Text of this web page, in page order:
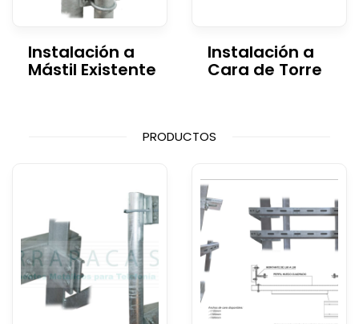
Instalación a
Mástil Existente
Instalación a
Cara de Torre
PRODUCTOS